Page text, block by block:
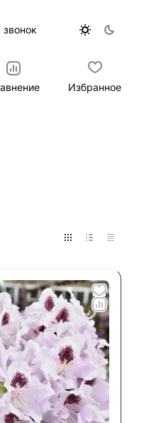
звонок
Избранное